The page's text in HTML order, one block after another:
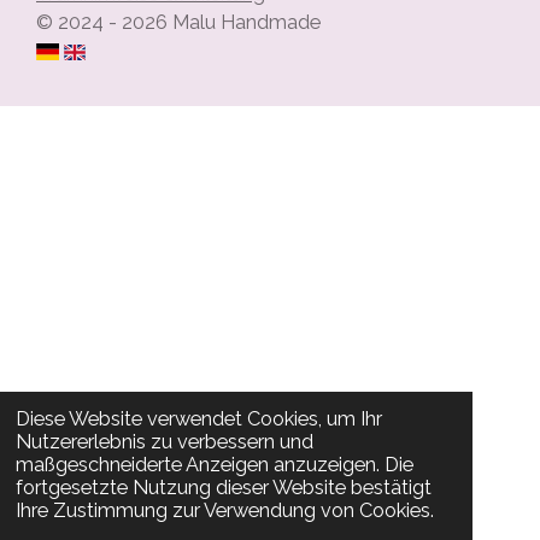
Diese Website verwendet Cookies, um Ihr
Nutzererlebnis zu verbessern und
maßgeschneiderte Anzeigen anzuzeigen. Die
fortgesetzte Nutzung dieser Website bestätigt
Ihre Zustimmung zur Verwendung von Cookies.
© 2024 - 2026 Malu Handmade